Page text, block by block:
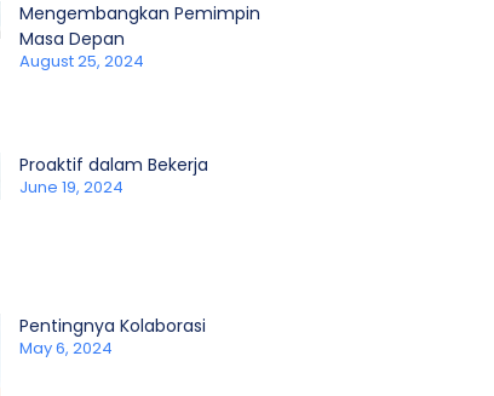
Mengembangkan Pemimpin
Masa Depan
August 25, 2024
Proaktif dalam Bekerja
June 19, 2024
Pentingnya Kolaborasi
May 6, 2024